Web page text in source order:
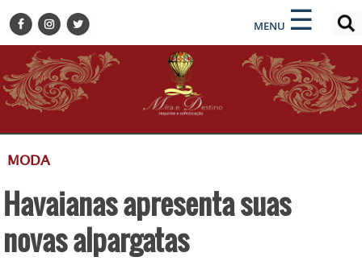
MENU ☰
×
BELEZA
BUSINESS E NEGÓCIOS
CULTURA
DESTINOS
GASTRONOMIA
HOTELARIA
MODA
×
ENCONTRE SUA NOTÍCIA
MODA
Havaianas apresenta suas
novas alpargatas